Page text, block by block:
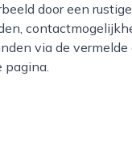
door een
via de
pagina.